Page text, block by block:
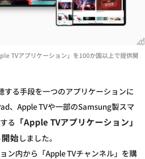
TVアプリケーション」を100か国以上で提供開
する手段を一つのアプリケーションに
、Apple TVや一部のSamsung製スマ
る 「Apple TVアプリケーション」
始しました。
ン内から「Apple TVチャンネル」を購